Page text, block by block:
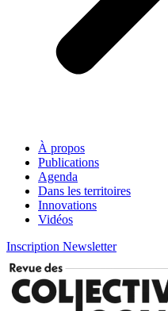
À propos
Publications
Agenda
Dans les territoires
Innovations
Vidéos
Inscription Newsletter